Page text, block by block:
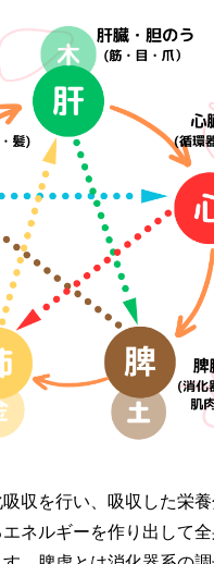
吸収を行い、吸収した栄
ネルギーを作り出して全